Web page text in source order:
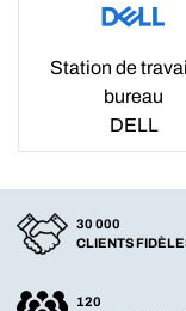
Station de
bureau
DELL
30 000
CLIENTS
120